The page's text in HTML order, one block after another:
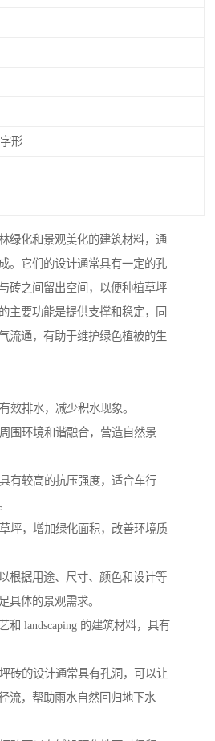
形
绿化和景观美化的建筑材料，通
。它们的设计通常具有一定的孔
砖之间留出空间，以便种植草坪
主要功能是提供支撑和稳定，同
流通，有助于维护绿色植被的生
效排水，减少积水现象。
围环境和谐融合，营造自然景
有较高的抗压强度，适合车行
坪，增加绿化面积，改善环境质
根据用途、尺寸、颜色和设计等
具体的景观需求。
和 landscaping 的建筑材料，具有
砖的设计通常具有孔洞，可以让
流，帮助雨水自然回归地下水